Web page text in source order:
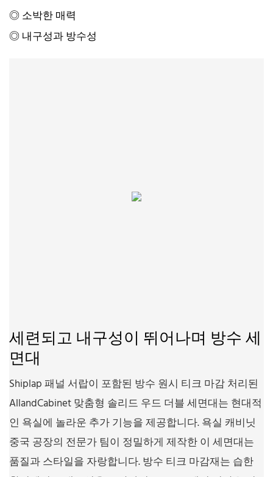
◎ 소박한 매력
◎ 내구성과 방수성
세련되고 내구성이 뛰어나며 방수 세
면대
Shiplap 패널 서랍이 포함된 방수 원시 티크 마감 처리된
AllandCabinet 맞춤형 솔리드 우드 더블 세면대는 현대적
인 욕실에 놀라운 추가 기능을 제공합니다. 욕실 캐비닛
중국 공장의 전문가 팀이 정밀하게 제작한 이 세면대는
품질과 스타일을 자랑합니다. 방수 티크 마감재는 습한